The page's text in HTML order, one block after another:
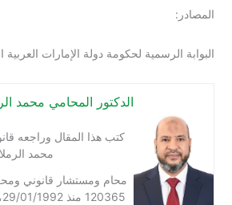
المصادر:
البوابة الرسمية لحكومة دولة الإمارات العربية
الدكتور المحامي محمد
كتب هذا المقال وراجعه
محمد
محام ومستشار قانوني